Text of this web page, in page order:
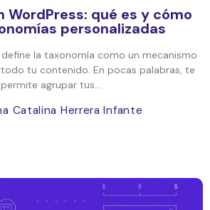
WordPress: qué es y cómo
personalizadas
define la taxonomía como un mecanismo
tu contenido. En pocas palabras, te
permite agrupar tus...
Catalina Herrera Infante